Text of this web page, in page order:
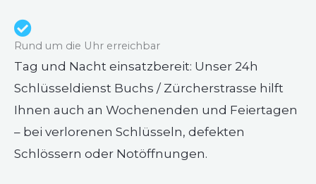
Rund um die Uhr erreichbar
Tag und Nacht einsatzbereit: Unser 24h
Schlüsseldienst Buchs / Zürcherstrasse hilft
Ihnen auch an Wochenenden und Feiertagen
– bei verlorenen Schlüsseln, defekten
Schlössern oder Notöffnungen.